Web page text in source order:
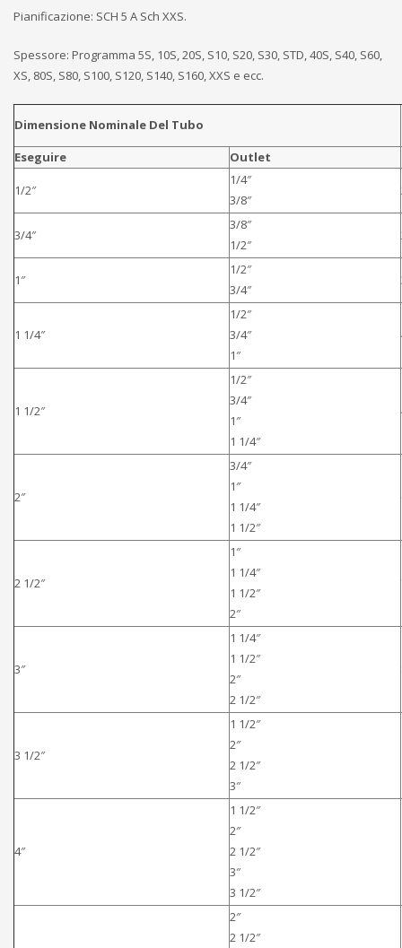
Pianificazione: SCH 5 A Sch XXS.
Spessore: Programma 5S, 10S, 20S, S10, S20, S30, STD, 40S, S40, S60,
XS, 80S, S80, S100, S120, S140, S160, XXS e ecc.
Dimensione Nominale Del Tubo
Eseguire
Outlet
1/2″
1/4″
3/8″
3/4″
3/8″
1/2″
1″
1/2″
3/4″
1 1/4″
1/2″
3/4″
1″
1 1/2″
1/2″
3/4″
1″
1 1/4″
2″
3/4″
1″
1 1/4″
1 1/2″
2 1/2″
1″
1 1/4″
1 1/2″
2″
3″
1 1/4″
1 1/2″
2″
2 1/2″
3 1/2″
1 1/2″
2″
2 1/2″
3″
4″
1 1/2″
2″
2 1/2″
3″
3 1/2″
2″
2 1/2″